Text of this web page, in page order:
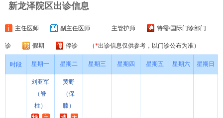
新龙泽院区出诊信息
主任医师 副主任医师 主管护师 特需/国际门诊部门
诊 假期 停诊 （*出诊信息仅供参考，以门诊公布为准）
时段 星期一 星期二 星期三 星期四 星期五 星期六 星期日
刘亚军
（脊
柱）
黄野
（保
膝）